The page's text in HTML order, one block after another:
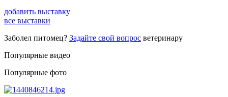
добавить выставку
все выставки
Заболел питомец? Задайте свой вопрос ветеринару
Популярные видео
Популярные фото